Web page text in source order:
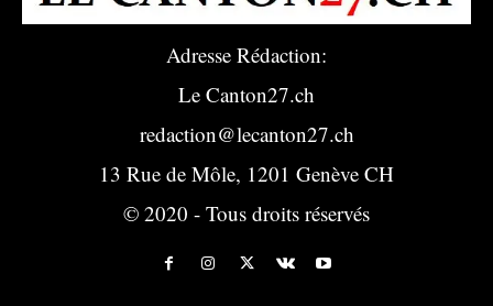
Adresse Rédaction:
Le Canton27.ch
redaction@lecanton27.ch
13 Rue de Môle, 1201 Genève CH
© 2020 - Tous droits réservés